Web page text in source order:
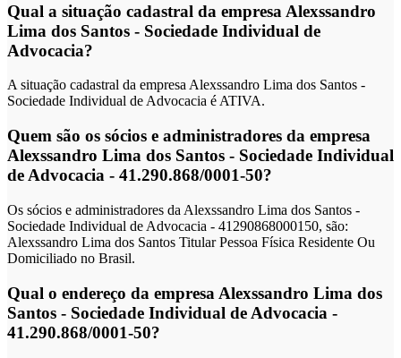
Qual a situação cadastral da empresa Alexssandro
Lima dos Santos - Sociedade Individual de
Advocacia?
A situação cadastral da empresa Alexssandro Lima dos Santos -
Sociedade Individual de Advocacia é ATIVA.
Quem são os sócios e administradores da empresa
Alexssandro Lima dos Santos - Sociedade Individual
de Advocacia - 41.290.868/0001-50?
Os sócios e administradores da Alexssandro Lima dos Santos -
Sociedade Individual de Advocacia - 41290868000150, são:
Alexssandro Lima dos Santos Titular Pessoa Física Residente Ou
Domiciliado no Brasil.
Qual o endereço da empresa Alexssandro Lima dos
Santos - Sociedade Individual de Advocacia -
41.290.868/0001-50?